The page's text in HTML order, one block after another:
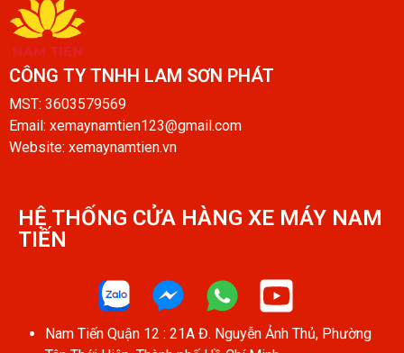
CÔNG TY TNHH LAM SƠN PHÁT​
MST: 3603579569
Email: xemaynamtien123@gmail.com
Website: xemaynamtien.vn
HỆ THỐNG CỬA HÀNG XE MÁY NAM
TIẾN​
Nam Tiến Quận 12 : 21A Đ. Nguyễn Ảnh Thủ, Phường